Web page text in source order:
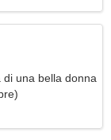
una bella donna